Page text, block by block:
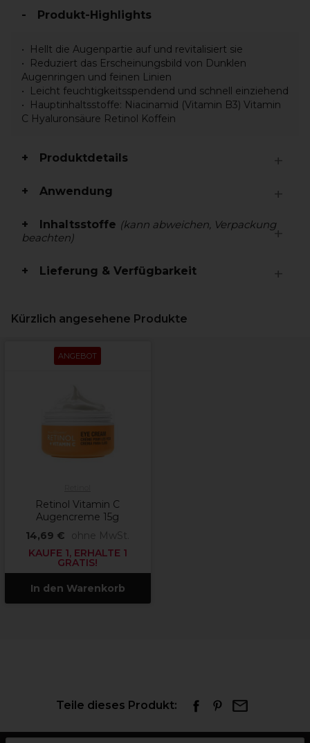
Produkt-Highlights
Hellt die Augenpartie auf und revitalisiert sie
Reduziert das Erscheinungsbild von Dunklen
Augenringen und feinen Linien
Leicht feuchtigkeitsspendend und schnell einziehend
Hauptinhaltsstoffe: Niacinamid (Vitamin B3) Vitamin
C Hyaluronsäure Retinol Koffein
Produktdetails
Anwendung
Inhaltsstoffe (kann abweichen, Verpackung
beachten)
Lieferung & Verfügbarkeit
Kürzlich angesehene Produkte
ANGEBOT
Retinol Vitamin C
Augencreme 15g
14,69 €
ohne MwSt.
KAUFE 1, ERHALTE 1
GRATIS!
In den Warenkorb
Teile dieses Produkt: